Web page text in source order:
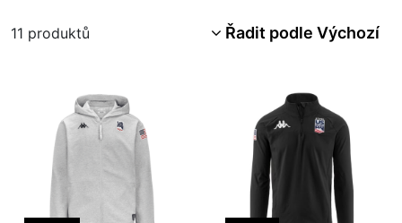
11 produktů Řadit podle Výchozí